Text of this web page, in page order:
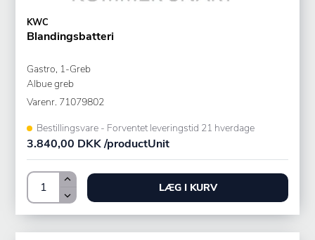
KWC
Blandingsbatteri
Gastro, 1-Greb
Albue greb
Varenr. 71079802
Bestillingsvare - Forventet leveringstid 21 hverdage
3.840,00 DKK /productUnit
LÆG I KURV